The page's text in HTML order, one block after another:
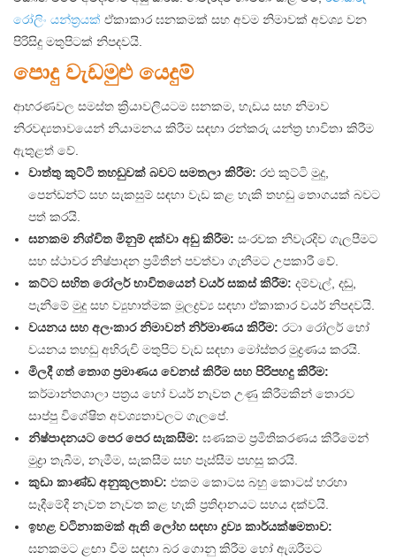
රෝලිං යන්ත්‍රයක් ඒකාකාර ඝනකමක් සහ අවම නිමාවක් අවශ්‍ය වන
පිරිසිදු මතුපිටක් නිපදවයි.
පොදු වැඩමුළු යෙදුම්
ආභරණවල සමස්ත ක්‍රියාවලියටම ඝනකම, හැඩය සහ නිමාව
නිරවද්‍යතාවයෙන් නියාමනය කිරීම සඳහා රන්කරු යන්ත්‍ර භාවිතා කිරීම
ඇතුළත් වේ.
වාත්තු කුට්ටි තහඩුවක් බවට සමතලා කිරීම: රළු කුට්ටි මුදු,
පෙන්ඩන්ට් සහ සැකසුම් සඳහා වැඩ කළ හැකි තහඩු තොගයක් බවට
පත් කරයි.
ඝනකම නිශ්චිත මිනුම් දක්වා අඩු කිරීම: සංරචක නිවැරදිව ගැලපීමට
සහ ස්ථාවර නිෂ්පාදන ප්‍රමිතීන් පවත්වා ගැනීමට උපකාරී වේ.
කට්ට සහිත රෝලර් භාවිතයෙන් වයර් සකස් කිරීම: දම්වැල්, දඬු,
පැනීමේ මුදු සහ ව්‍යුහාත්මක මූලද්‍රව්‍ය සඳහා ඒකාකාර වයර් නිපදවයි.
වයනය සහ අලංකාර නිමාවන් නිර්මාණය කිරීම: රටා රෝලර් හෝ
වයනය තහඩු අභිරුචි මතුපිට වැඩ සඳහා මෝස්තර මුද්‍රණය කරයි.
මිලදී ගත් තොග ප්‍රමාණය වෙනස් කිරීම සහ පිරිපහදු කිරීම:
කර්මාන්තශාලා පත්‍රය හෝ වයර් නැවත උණු කිරීමකින් තොරව
සාප්පු විශේෂිත අවශ්‍යතාවලට ගැලපේ.
නිෂ්පාදනයට පෙර පෙර සැකසීම: ඝණකම ප්‍රමිතිකරණය කිරීමෙන්
මුද්‍රා තැබීම, නැමීම, සැකසීම සහ පෑස්සීම පහසු කරයි.
කුඩා කාණ්ඩ අනුකූලතාව: එකම කොටස බහු කොටස් හරහා
සෑදීමේදී නැවත නැවත කළ හැකි ප්‍රතිදානයට සහය දක්වයි.
ඉහළ වටිනාකමක් ඇති ලෝහ සඳහා ද්‍රව්‍ය කාර්යක්ෂමතාව:
ඝනකමට ළඟා වීම සඳහා බර ගොනු කිරීම හෝ ඇඹරීමට